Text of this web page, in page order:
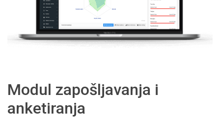
Modul zapošljavanja i
anketiranja